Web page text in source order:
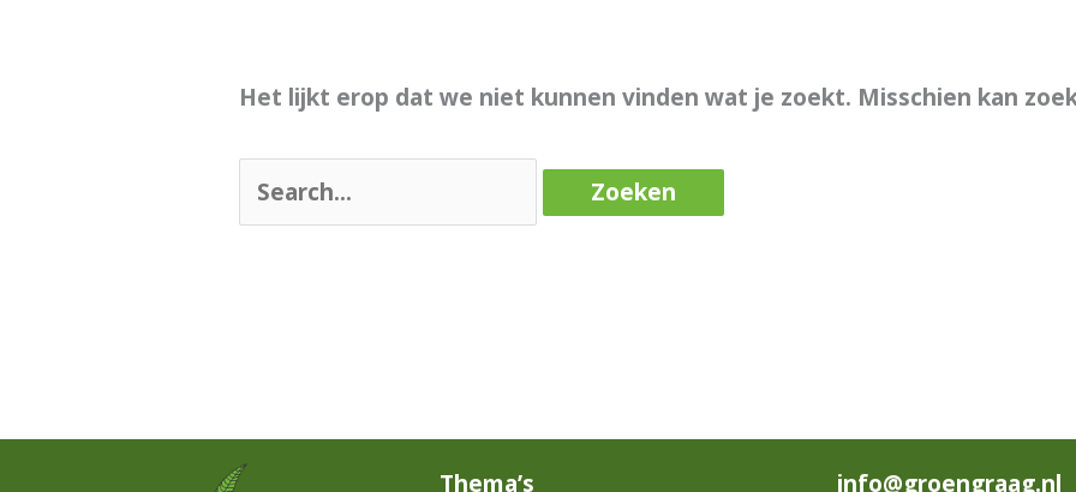
Het lijkt erop dat we niet kunnen vinden wat je zoekt. Misschien kan
Thema’s info@groengraag.nl